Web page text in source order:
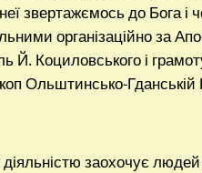
звертажємось до Бога і
організаційно за
Й. Коциловського і
Ольштинсько-Гданській
заохочує